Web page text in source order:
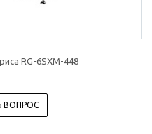
RG-6SXM-448
ВОПРОС